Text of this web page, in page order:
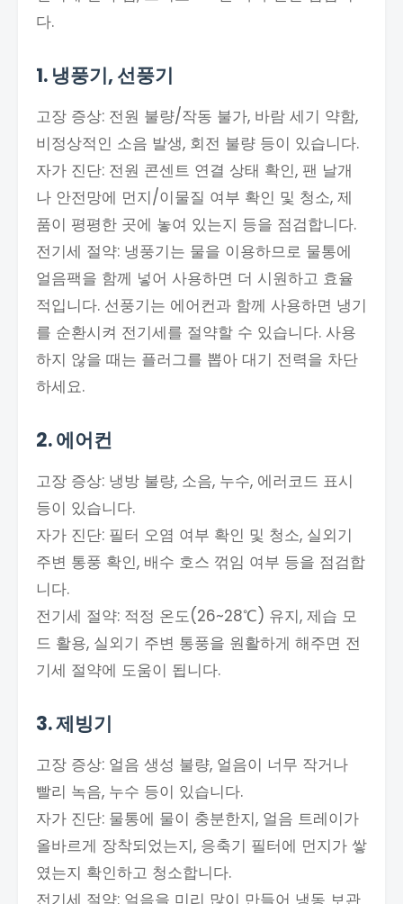
다.
1. 냉풍기, 선풍기
고장 증상: 전원 불량/작동 불가, 바람 세기 약함,
비정상적인 소음 발생, 회전 불량 등이 있습니다.
자가 진단: 전원 콘센트 연결 상태 확인, 팬 날개
나 안전망에 먼지/이물질 여부 확인 및 청소, 제
품이 평평한 곳에 놓여 있는지 등을 점검합니다.
전기세 절약: 냉풍기는 물을 이용하므로 물통에
얼음팩을 함께 넣어 사용하면 더 시원하고 효율
적입니다. 선풍기는 에어컨과 함께 사용하면 냉기
를 순환시켜 전기세를 절약할 수 있습니다. 사용
하지 않을 때는 플러그를 뽑아 대기 전력을 차단
하세요.
2. 에어컨
고장 증상: 냉방 불량, 소음, 누수, 에러코드 표시
등이 있습니다.
자가 진단: 필터 오염 여부 확인 및 청소, 실외기
주변 통풍 확인, 배수 호스 꺾임 여부 등을 점검합
니다.
전기세 절약: 적정 온도(26~28℃) 유지, 제습 모
드 활용, 실외기 주변 통풍을 원활하게 해주면 전
기세 절약에 도움이 됩니다.
3. 제빙기
고장 증상: 얼음 생성 불량, 얼음이 너무 작거나
빨리 녹음, 누수 등이 있습니다.
자가 진단: 물통에 물이 충분한지, 얼음 트레이가
올바르게 장착되었는지, 응축기 필터에 먼지가 쌓
였는지 확인하고 청소합니다.
전기세 절약: 얼음을 미리 많이 만들어 냉동 보관